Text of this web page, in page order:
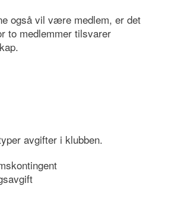
også vil være medlem, er det
to medlemmer tilsvarer
avgifter i klubben.